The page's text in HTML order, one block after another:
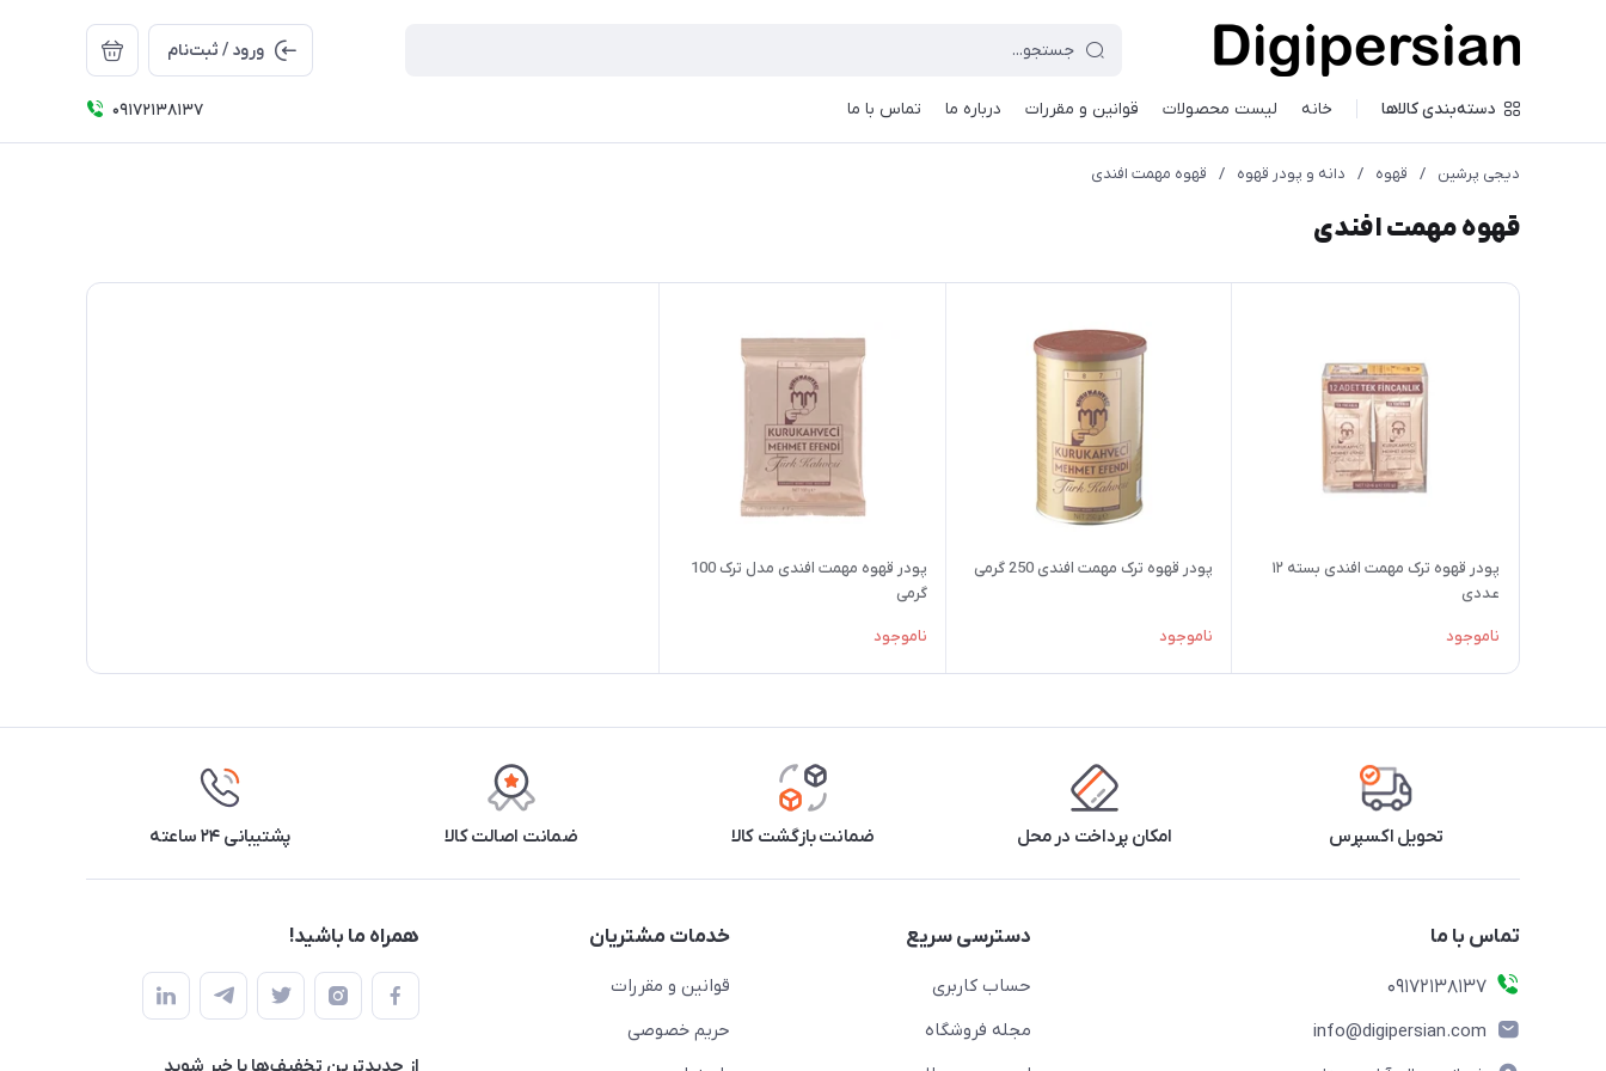
ورود / ثبت‌نام
دسته‌بندی کالاها خانه لیست محصولات قوانین و مقررات درباره ما تماس با ما 09172138137
دیجی پرشین / قهوه / دانه و پودر قهوه / قهوه مهمت افندی
قهوه مهمت افندی
پودر قهوه ترک مهمت افندی بسته ۱۲
عددی
ناموجود
پودر قهوه ترک مهمت افندی 250 گرمی
ناموجود
پودر قهوه مهمت افندی مدل ترک 100
گرمی
ناموجود
تحویل اکسپرس امکان پرداخت در محل ضمانت بازگشت کالا ضمانت اصالت کالا پشتیبانی ۲۴ ساعته
تماس با ما
09172138137
info@digipersian.com
دسترسی سریع
حساب کاربری
مجله فروشگاه
خدمات مشتریان
قوانین و مقررات
حریم خصوصی
همراه ما باشید!
از جدید‌ترین تخفیف‌ها با‌ خبر شوید